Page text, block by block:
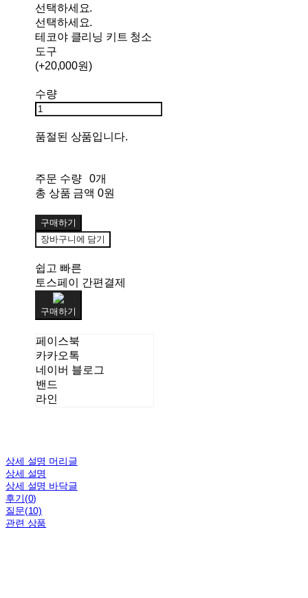
선택하세요.
선택하세요.
테코야 클리닝 키트 청소
도구
(+20,000원)
수량
품절된 상품입니다.
주문 수량
0개
총 상품 금액 0원
구매하기
장바구니에 담기
쉽고 빠른
토스페이 간편결제
구매하기
페이스북
카카오톡
네이버 블로그
밴드
라인
상세 설명 머리글
상세 설명
상세 설명 바닥글
후기(0)
질문(10)
관련 상품